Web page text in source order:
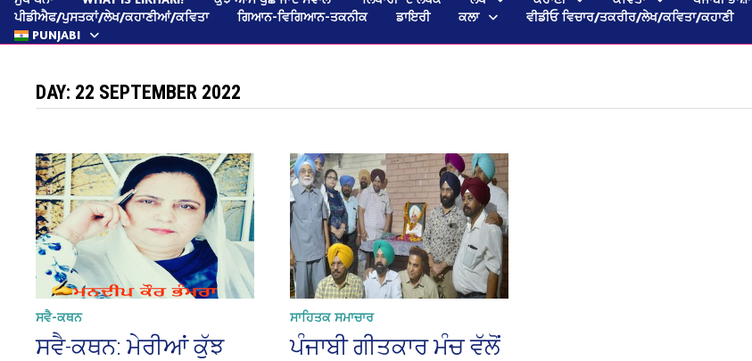
ਪੀਡੀਐਫ/ਪੁਸਤਕਾਂ/ਲੇਖ/ਕਹਾਣੀਆਂ/ਕਵਿਤਾ
ਗਿਆਨ-ਵਿਗਿਆਨ-ਤਕਨੀਕ ਡਾਇਰੀ ਕਲਾ ਵੀਡੀਓ ਵਿਚਾਰ/ਤਕਰੀਰ/ਲੇਖ/ਕਵਿਤਾ/ਕਹਾਣੀ
PUNJABI
DAY: 22 SEPTEMBER 2022
ਸਵੈ-ਕਥਨ
ਸਵੈ-ਕਥਨ: ਮੇਰੀਆਂ ਕੁੱਝ
ਸਾਹਿਤਕ ਸਮਾਚਾਰ
ਪੰਜਾਬੀ ਗੀਤਕਾਰ ਮੰਚ ਵੱਲੋਂ